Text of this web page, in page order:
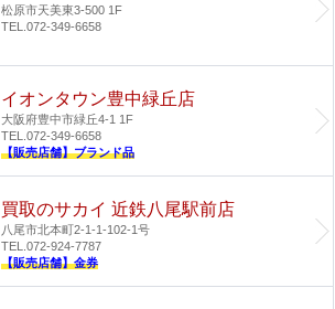
松原市天美東3-500 1F
TEL.072-349-6658
イオンタウン豊中緑丘店
大阪府豊中市緑丘4-1 1F
TEL.072-349-6658
【販売店舗】ブランド品
買取のサカイ 近鉄八尾駅前店
八尾市北本町2-1-1-102-1号
TEL.072-924-7787
【販売店舗】金券